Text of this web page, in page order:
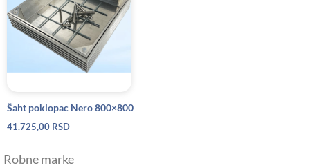
Šaht poklopac Nero 800×800
41.725,00 RSD
Robne marke